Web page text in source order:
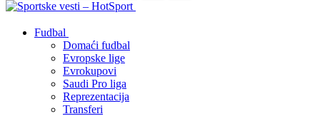
Fudbal
Domaći fudbal
Evropske lige
Evrokupovi
Saudi Pro liga
Reprezentacija
Transferi